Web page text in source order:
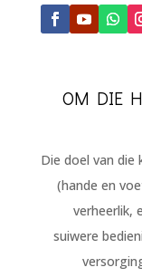
OM DIE
Die doel van die
(hande en
verheerlik,
suiwere